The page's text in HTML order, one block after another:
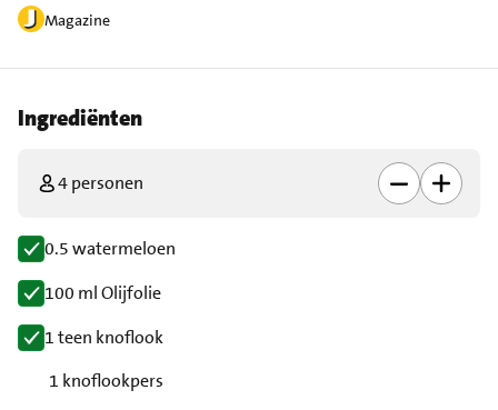
Magazine
Ingrediënten
4 personen
0.5 watermeloen
100 ml Olijfolie
1 teen knoflook
1 knoflookpers